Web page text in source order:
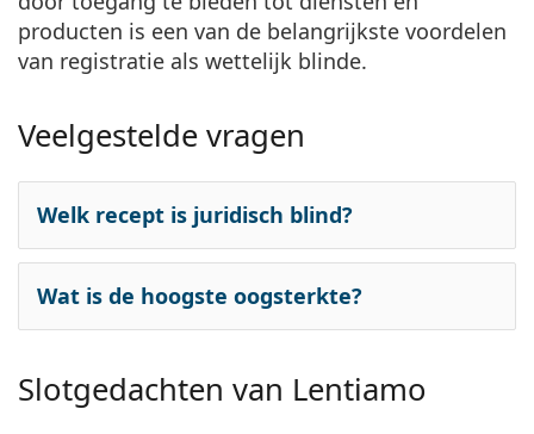
producten is een van de belangrijkste voordelen
van registratie als wettelijk blinde.
Veelgestelde vragen
Welk recept is juridisch blind?
Wat is de hoogste oogsterkte?
Slotgedachten van Lentiamo